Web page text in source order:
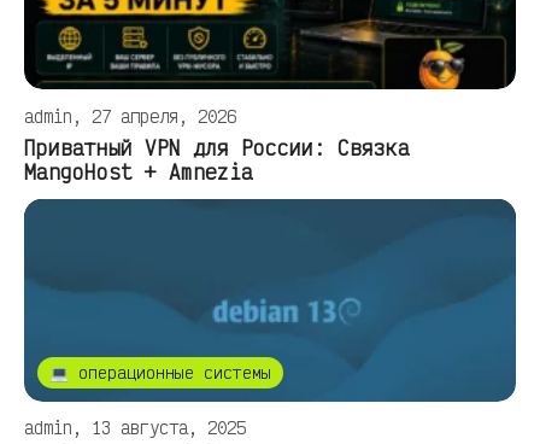
admin, 27 апреля, 2026
Приватный VPN для России: Связка
MangoHost + Amnezia
💻 операционные системы
admin, 13 августа, 2025